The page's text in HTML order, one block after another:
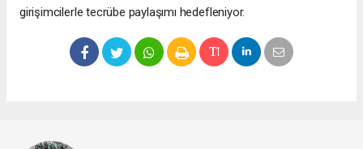
girişimcilerle tecrübe paylaşımı hedefleniyor.